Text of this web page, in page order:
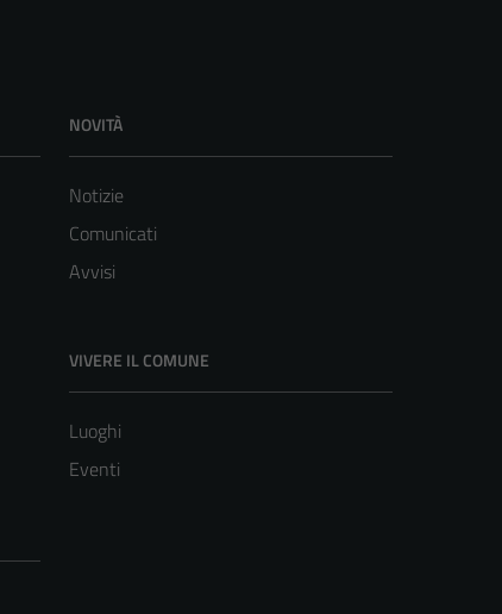
NOVITÀ
Notizie
Comunicati
Avvisi
VIVERE IL COMUNE
Luoghi
Eventi